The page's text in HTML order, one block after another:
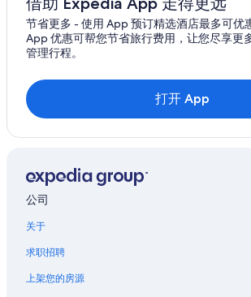
位于布赖尔克利夫的水上乐园酒店
位于弗林特洛克佛斯的Hyatt Hotels
位于弗林特洛克佛斯的水上乐园酒店
天然桥洞窟附近的酒店
费雪的木屋
位于天堂湾的设有酒吧的酒店
班德拉县的公寓
节省更多 - 使用 App 预订精选酒店最多可优
App 优惠可帮您节省旅行费用，让您尽享更
管理行程。
打开 App
公司
关于
求职招聘
上架您的房源